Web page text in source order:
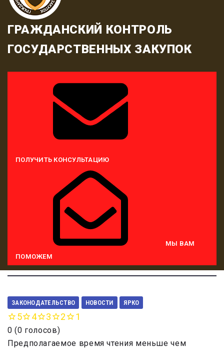
ГРАЖДАНСКИЙ КОНТРОЛЬ
ГОСУДАРСТВЕННЫХ ЗАКУПОК
ПОЛУЧИТЬ КОНСУЛЬТАЦИЮ
МЫ ВАМ
ПОМОЖЕМ
ЗАКОНОДАТЕЛЬСТВО НОВОСТИ ЯРКО
5 4 3 2 1
0 (0 голосов)
Предполагаемое время чтения меньше чем